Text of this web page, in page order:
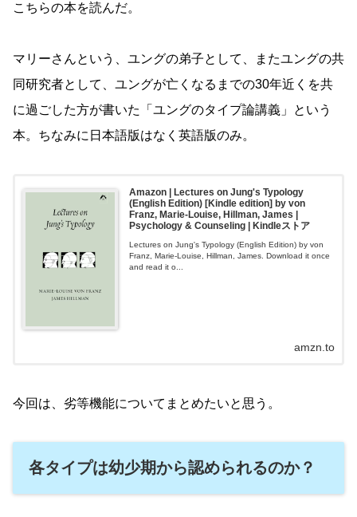
こちらの本を読んだ。
マリーさんという、ユングの弟子として、またユングの共
同研究者として、ユングが亡くなるまでの30年近くを共
に過ごした方が書いた「ユングのタイプ論講義」という
本。ちなみに日本語版はなく英語版のみ。
Amazon | Lectures on Jung's Typology
(English Edition) [Kindle edition] by von
Franz, Marie-Louise, Hillman, James |
Psychology & Counseling | Kindleストア
Lectures on Jung's Typology (English Edition) by von
Franz, Marie-Louise, Hillman, James. Download it once
and read it o...
amzn.to
今回は、劣等機能についてまとめたいと思う。
各タイプは幼少期から認められるのか？